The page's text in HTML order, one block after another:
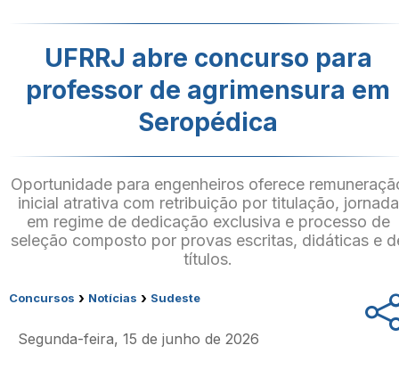
UFRRJ abre concurso para
professor de agrimensura em
Seropédica
Oportunidade para engenheiros oferece
inicial atrativa com retribuição por titulação, jornada
em regime de dedicação exclusiva e processo de
seleção composto por provas escritas, didáticas e
títulos.
Concursos › Notícias › Sudeste
Segunda-feira, 15 de junho de 2026